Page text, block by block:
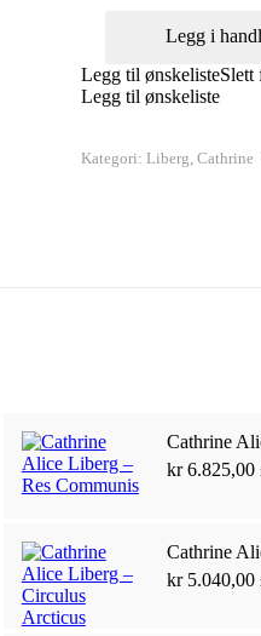
Liberg
–
Jadehode
antall
Legg i
Legg til ønskelisteSlett
Legg til ønskeliste
Kategori: Liberg, Cathrine
Cathrine
kr6.825,00
Cathrine
kr5.040,00